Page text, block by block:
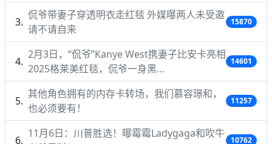
侃爷带妻子穿透明衣走红毯 外媒曝两人未受邀
请不请自来
15870
2月3日，“侃爷”Kanye West携妻子比安卡亮相
2025格莱美红毯，侃爷一身黑…
14601
其他角色拥有的内存卡转场，我们慕容璟和，
也必须要有！
11257
11月6日：川普胜选！曝霉霉Ladygaga和吹牛
10762